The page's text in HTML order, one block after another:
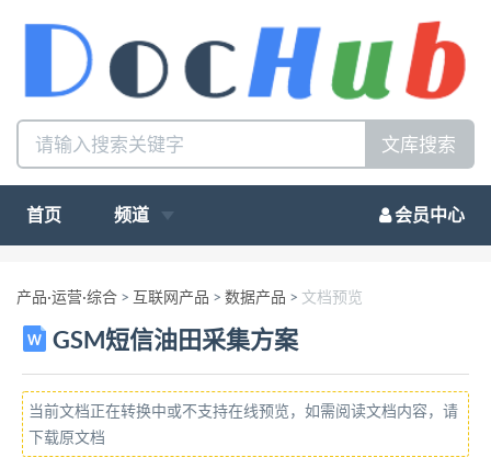
文库搜索
首页 频道 会员中心
产品·运营·综合 > 互联网产品 > 数据产品 > 文档预览
GSM短信油田采集方案
当前文档正在转换中或不支持在线预览，如需阅读文档内容，请
下载原文档